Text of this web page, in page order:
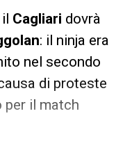
Cagliari dovrà
: il ninja era
nel secondo
di proteste
per il match